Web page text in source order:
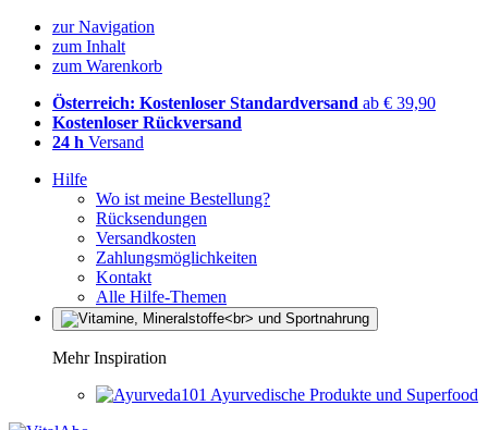
zur Navigation
zum Inhalt
zum Warenkorb
Österreich: Kostenloser Standardversand ab € 39,90
Kostenloser Rückversand
24 h Versand
Hilfe
Wo ist meine Bestellung?
Rücksendungen
Versandkosten
Zahlungsmöglichkeiten
Kontakt
Alle Hilfe-Themen
Mehr Inspiration
Ayurvedische Produkte und Superfood